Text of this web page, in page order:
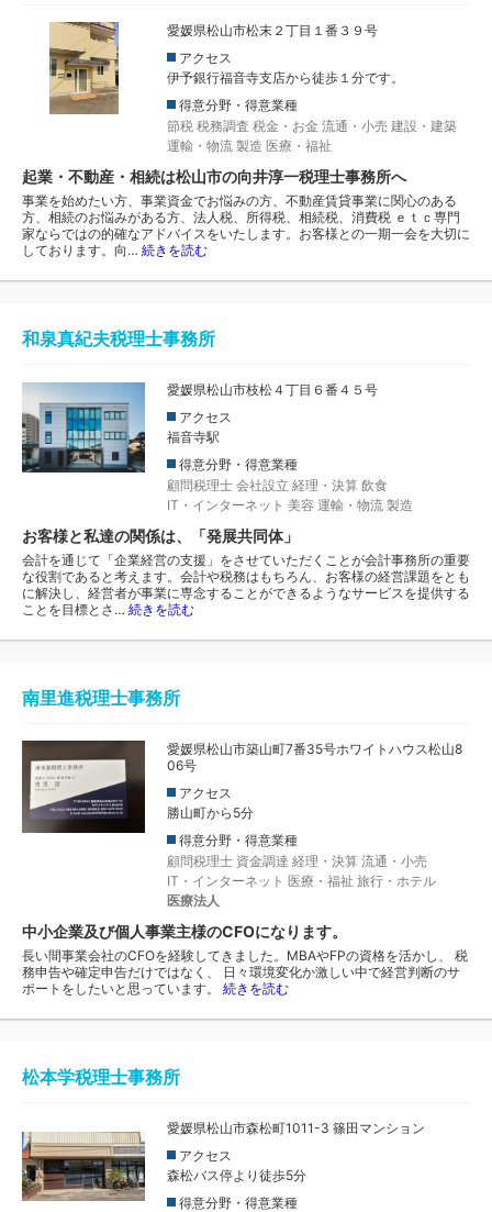
愛媛県松山市松末２丁目１番３９号
アクセス
伊予銀行福音寺支店から徒歩１分です。
得意分野・得意業種
節税 税務調査 税金・お金 流通・小売 建設・建築
運輸・物流 製造 医療・福祉
起業・不動産・相続は松山市の向井淳一税理士事務所へ
事業を始めたい方、事業資金でお悩みの方、不動産賃貸事業に関心のある
方、相続のお悩みがある方、法人税、所得税、相続税、消費税 ｅｔｃ専門
家ならではの的確なアドバイスをいたします。お客様との一期一会を大切に
しております。向… 続きを読む
和泉真紀夫税理士事務所
愛媛県松山市枝松４丁目６番４５号
アクセス
福音寺駅
得意分野・得意業種
顧問税理士 会社設立 経理・決算 飲食
IT・インターネット 美容 運輸・物流 製造
お客様と私達の関係は、「発展共同体」
会計を通じて「企業経営の支援」をさせていただくことが会計事務所の重要
な役割であると考えます。会計や税務はもちろん、お客様の経営課題をとも
に解決し、経営者が事業に専念することができるようなサービスを提供する
ことを目標とさ… 続きを読む
南里進税理士事務所
愛媛県松山市築山町7番35号ホワイトハウス松山8
06号
アクセス
勝山町から5分
得意分野・得意業種
顧問税理士 資金調達 経理・決算 流通・小売
IT・インターネット 医療・福祉 旅行・ホテル
医療法人
中小企業及び個人事業主様のCFOになります。
長い間事業会社のCFOを経験してきました。MBAやFPの資格を活かし、 税
務申告や確定申告だけではなく、 日々環境変化か激しい中で経営判断のサ
ポートをしたいと思っています。 続きを読む
松本学税理士事務所
愛媛県松山市森松町1011-3 篠田マンション
アクセス
森松バス停より徒歩5分
得意分野・得意業種